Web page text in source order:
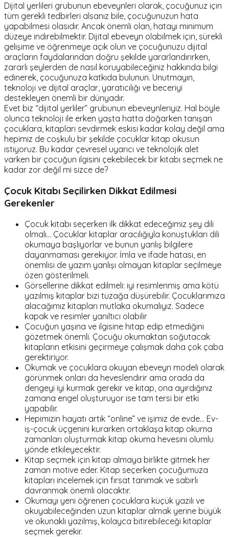
Dijital yerlileri grubunun ebeveynleri olarak, çocuğunuz için
tüm gerekli tedbirleri alsanız bile, çocuğunuzun hata
yapabilmesi olasıdır. Ancak önemli olan, hatayı minimum
düzeye indirebilmektir. Dijital ebeveyn olabilmek için, sürekli
gelişime ve öğrenmeye açık olun ve çocuğunuzu dijital
araçların faydalarından doğru şekilde yararlandırırken,
zararlı şeylerden de nasıl koruyabileceğiniz hakkında bilgi
edinerek, çocuğunuza katkıda bulunun. Unutmayın,
teknoloji ve dijital araçlar, yaratıcılığı ve beceriyi
destekleyen önemli bir dünyadır.
Evet biz “dijital yerliler” grubunun ebeveynleriyiz. Hal böyle
olunca teknoloji ile erken yaşta hatta doğarken tanışan
çocuklara, kitapları sevdirmek eskisi kadar kolay değil ama
hepimiz de coşkulu bir şekilde çocuklar kitap okusun
istiyoruz. Bu kadar çevresel uyarıcı ve teknolojik alet
varken bir çocuğun ilgisini çekebilecek bir kitabı seçmek ne
kadar zor değil mi sizce de?
Çocuk Kitabı Seçilirken Dikkat Edilmesi
Gerekenler
Çocuk kitabı seçerken ilk dikkat edeceğimiz şey dili
olmalı… Çocuklar kitaplar aracılığıyla konuştukları dili
okumaya başlıyorlar ve bunun yanlış bilgilere
dayanmaması gerekiyor. İmla ve ifade hatası, en
önemlisi de yazım yanlışı olmayan kitaplar seçilmeye
özen gösterilmeli.
Görsellerine dikkat edilmeli: iyi resimlenmiş ama kötü
yazılmış kitaplar bizi tuzağa düşürebilir. Çocuklarımıza
alacağımız kitapları mutlaka okumalıyız. Sadece
kapak ve resimler yanıltıcı olabilir
Çocuğun yaşına ve ilgisine hitap edip etmediğini
gözetmek önemli. Çocuğu okumaktan soğutacak
kitapların etkisini geçirmeye çalışmak daha çok çaba
gerektiriyor.
Okumak ve çocuklara okuyan ebeveyn modeli olarak
görünmek onları da heveslendirir ama orada da
dengeyi iyi kurmak gerekir ve kitap, ona ayırdığınız
zamana engel oluşturuyor ise tam tersi bir etki
yapabilir.
Hepimizin hayatı artık “online” ve işimiz de evde… Ev-
iş-çocuk üçgenini kurarken ortaklaşa kitap okuma
zamanları oluşturmak kitap okuma hevesini olumlu
yönde etkileyecektir.
Kitap seçmek için kitap almaya birlikte gitmek her
zaman motive eder. Kitap seçerken çocuğumuza
kitapları incelemek için fırsat tanımak ve sabırlı
davranmak önemli olacaktır.
Okumayı yeni öğrenen çocuklara küçük yazılı ve
okuyabileceğinden uzun kitaplar almak yerine büyük
ve okunaklı yazılmış, kolayca bitirebileceği kitaplar
seçmek gerekir.